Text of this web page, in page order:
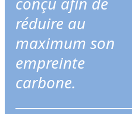
r
c
h
e
r
réduire au
maximum son
empreinte
carbone.